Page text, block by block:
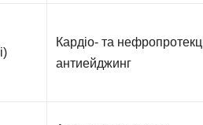
Кардіо- та
антиейджинг